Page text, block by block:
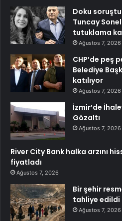
Doku
Tuncay
tutuklama
Ağustos 7, 2026
CHP’de peş
Belediye
katılıyor
Ağustos 7, 2026
İzmir’de
Gözaltı
Ağustos 7, 2026
River City Bank halka arzını
fiyatladı
Ağustos 7, 2026
Bir şehir
tahliye edildi
Ağustos 7, 2026